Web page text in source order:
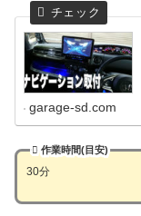
garage-sd.com
作業時間(目安)
30分